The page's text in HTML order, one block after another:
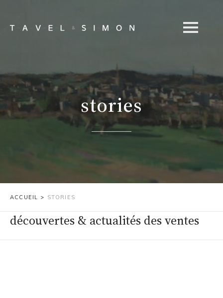
stories
ACCUEIL > STORIES
découvertes & actualités des ventes